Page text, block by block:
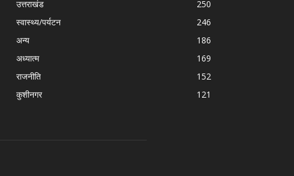
उत्तराखंड
250
स्वास्थ्य/पर्यटन
246
अन्य
186
अध्यात्म
169
राजनीति
152
कुशीनगर
121